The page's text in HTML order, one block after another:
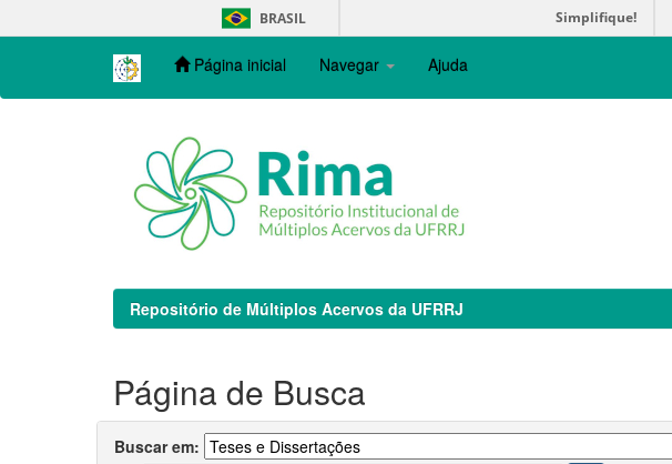
navigation
BRASIL Simplifique!
Página inicial Navegar Ajuda
Repositório de Múltiplos Acervos da UFRRJ
Página de Busca
Buscar em: